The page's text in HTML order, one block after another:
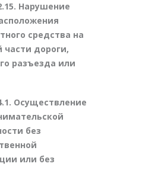
Нарушение
средства на
части дороги,
разъезда или
Осуществление
без
или без